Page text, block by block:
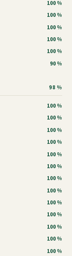
100 %
100 %
100 %
100 %
100 %
90 %
98 %
100 %
100 %
100 %
100 %
100 %
100 %
100 %
100 %
100 %
100 %
100 %
100 %
100 %